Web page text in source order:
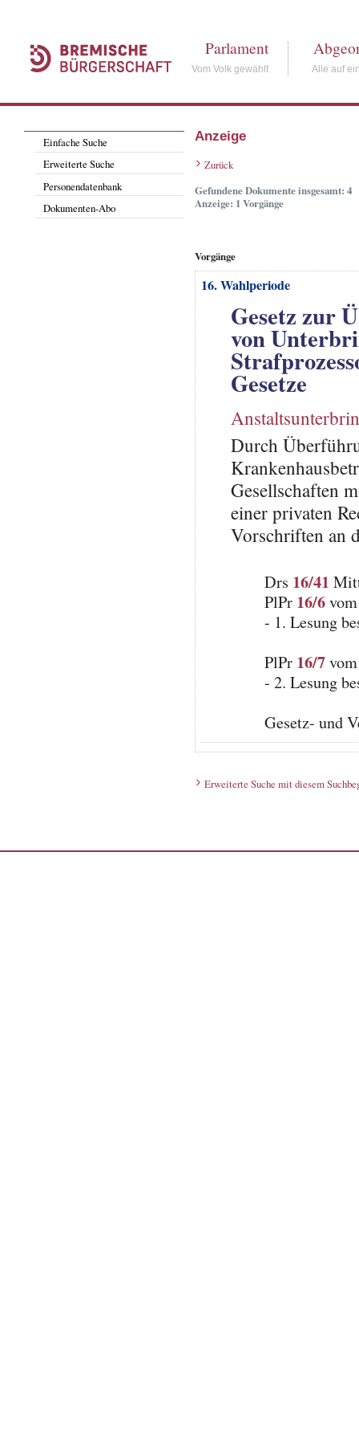
Parlament
Vom Volk gewählt Alle auf
Einfache Suche
Erweiterte Suche
Personendatenbank
Dokumenten-Abo
Anzeige
Zurück
Gefundene Dokumente insgesamt: 4
Anzeige: 1 Vorgänge
Vorgänge
16. Wahlperiode
Gesetz zur
von
Gesetze
Durch
Gesellschaften
einer privaten
Vorschriften an
Drs 16/41
PlPr 16/6vom
- 1. Lesung
PlPr 16/7vom
- 2. Lesung
Gesetz- und
Erweiterte Suche mit diesem